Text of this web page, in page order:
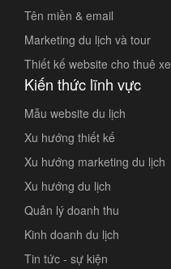
Tên miền & email
Marketing du lịch và tour
Thiết kế website cho thuê xe
Kiến thức lĩnh vực
Mẫu website du lịch
Xu hướng thiết kế
Xu hướng marketing du lịch
Xu hướng du lịch
Quản lý doanh thu
Kinh doanh du lịch
Tin tức - sự kiện